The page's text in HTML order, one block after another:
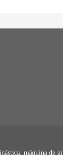
máquina de